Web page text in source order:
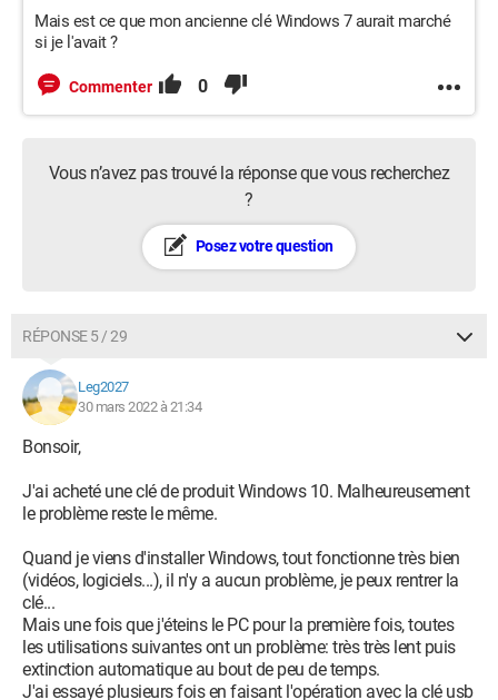
Mais est ce que mon ancienne clé Windows 7 aurait marché
si je l'avait ?
Commenter 0
Vous n’avez pas trouvé la réponse que vous recherchez
?
Posez votre question
RÉPONSE 5 / 29
Leg2027
30 mars 2022 à 21:34
Bonsoir,
J'ai acheté une clé de produit Windows 10. Malheureusement
le problème reste le même.
Quand je viens d'installer Windows, tout fonctionne très bien
(vidéos, logiciels...), il n'y a aucun problème, je peux rentrer la
clé...
Mais une fois que j'éteins le PC pour la première fois, toutes
les utilisations suivantes ont un problème: très très lent puis
extinction automatique au bout de peu de temps.
J'ai essayé plusieurs fois en faisant l'opération avec la clé usb